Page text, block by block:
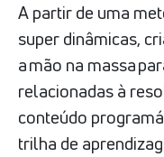
A partir de uma
super dinâmicas,
a mão na massa
relacionadas à
conteúdo
trilha de